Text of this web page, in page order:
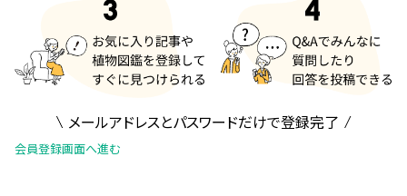
メールアドレスとパスワードだけで登録完了
会員登録画面へ進む